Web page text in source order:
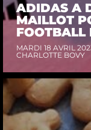
ADIDAS A
MAILLOT
FOOTBALL
MARDI 18 AVRIL
CHARLOTTE BOVY